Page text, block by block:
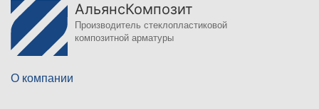
АльянсКомпозит
Производитель стеклопластиковой
композитной арматуры
О компании